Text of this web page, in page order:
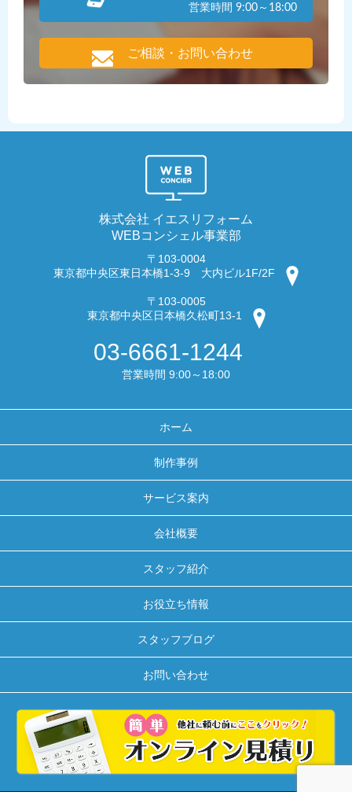
営業時間 9:00～18:00
ご相談・お問い合わせ
株式会社 イエスリフォーム
WEBコンシェル事業部
〒103-0004
東京都中央区東日本橋1-3-9 大内ビル1F/2F
〒103-0005
東京都中央区日本橋久松町13-1
03-6661-1244
営業時間 9:00～18:00
ホーム
制作事例
サービス案内
会社概要
スタッフ紹介
お役立ち情報
スタッフブログ
お問い合わせ